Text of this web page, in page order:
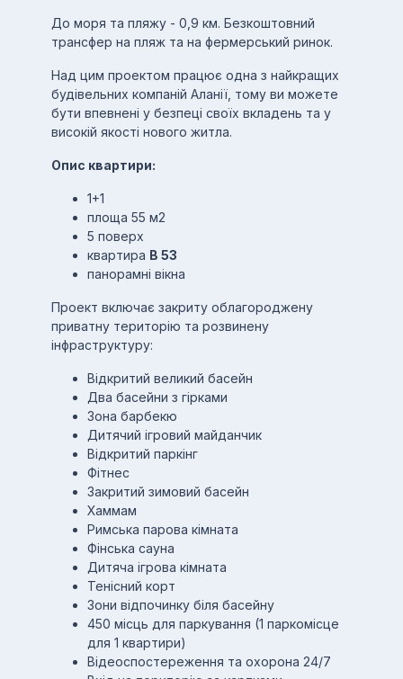
До моря та пляжу - 0,9 км. Безкоштовний
трансфер на пляж та на фермерський ринок.
Над цим проектом працює одна з найкращих
будівельних компаній Аланії, тому ви можете
бути впевнені у безпеці своїх вкладень та у
високій якості нового житла.
Опис квартири:
1+1
площа 55 м2
5 поверх
квартира В 53
панорамні вікна
Проект включає закриту облагороджену
приватну територію та розвинену
інфраструктуру:
Відкритий великий басейн
Два басейни з гірками
Зона барбекю
Дитячий ігровий майданчик
Відкритий паркінг
Фітнес
Закритий зимовий басейн
Хаммам
Римська парова кімната
Фінська сауна
Дитяча ігрова кімната
Тенісний корт
Зони відпочинку біля басейну
450 місць для паркування (1 паркомісце
для 1 квартири)
Відеоспостереження та охорона 24/7